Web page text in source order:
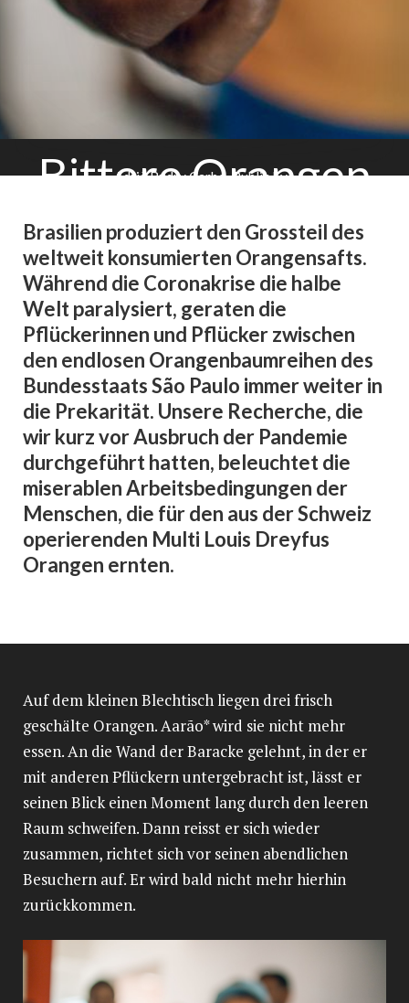
Bittere Orangen
Realitäten, die uns die Industrie
nicht zeigen will
Adrià Budry Carbó, Public Eye
Brasilien produziert den Grossteil des
weltweit konsumierten Orangensafts.
Während die Coronakrise die halbe
Welt paralysiert, geraten die
Pflückerinnen und Pflücker zwischen
den endlosen Orangenbaumreihen des
Bundesstaats São Paulo immer weiter in
die Prekarität. Unsere Recherche, die
wir kurz vor Ausbruch der Pandemie
durchgeführt hatten, beleuchtet die
miserablen Arbeitsbedingungen der
Menschen, die für den aus der Schweiz
operierenden Multi Louis Dreyfus
Orangen ernten.
Auf dem kleinen Blechtisch liegen drei frisch
geschälte Orangen. Aarão* wird sie nicht mehr
essen. An die Wand der Baracke gelehnt, in der er
mit anderen Pflückern untergebracht ist, lässt er
seinen Blick einen Moment lang durch den leeren
Raum schweifen. Dann reisst er sich wieder
zusammen, richtet sich vor seinen abendlichen
Besuchern auf. Er wird bald nicht mehr hierhin
zurückkommen.